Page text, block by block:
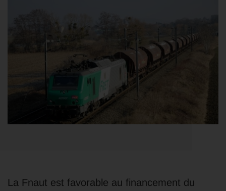
La Fnaut est favorable au financement du